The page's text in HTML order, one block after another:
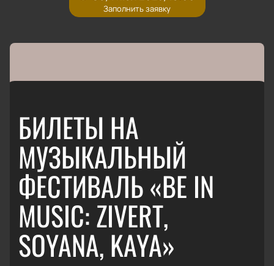
БИЛЕТЫ НА
МУЗЫКАЛЬНЫЙ
ФЕСТИВАЛЬ «BE IN
MUSIC: ZIVERT,
SOYANA, KAYA»